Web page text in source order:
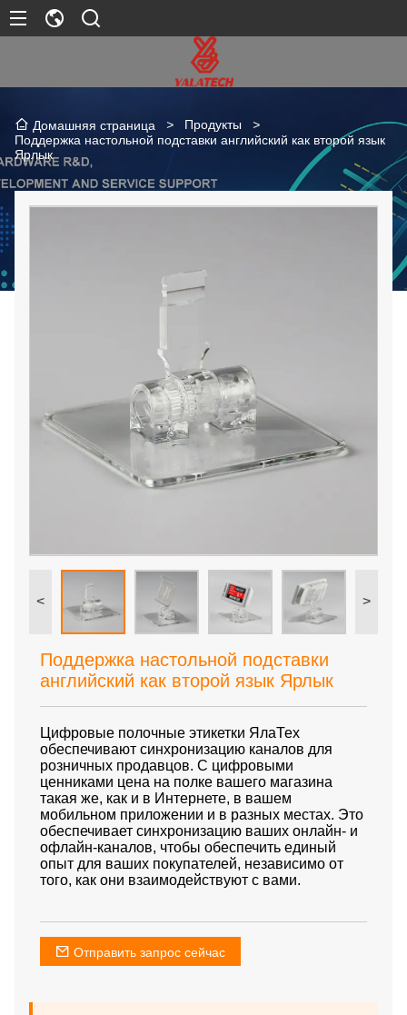
Домашняя страница > Продукты
>
Поддержка настольной подставки английский как второй язык
Ярлык
< >
Поддержка настольной подставки
английский как второй язык Ярлык
Цифровые полочные этикетки ЯлаТех
обеспечивают синхронизацию каналов для
розничных продавцов. С цифровыми
ценниками цена на полке вашего магазина
такая же, как и в Интернете, в вашем
мобильном приложении и в разных местах. Это
обеспечивает синхронизацию ваших онлайн- и
офлайн-каналов, чтобы обеспечить единый
опыт для ваших покупателей, независимо от
того, как они взаимодействуют с вами.
Отправить запрос сейчас